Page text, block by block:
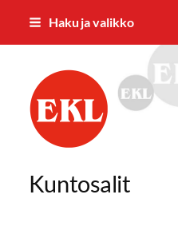
Siirry
Haku ja valikko
Riihimäen
Kuntosalit